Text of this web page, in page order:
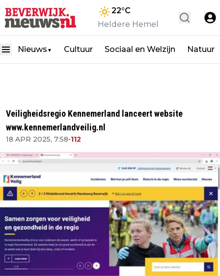
22°C
Heldere Hemel
Nieuws ▼ Cultuur Sociaal en Welzijn Natuur
Veiligheidsregio Kennemerland lanceert website
www.kennemerlandveilig.nl
18 APR 2025, 7:58•112